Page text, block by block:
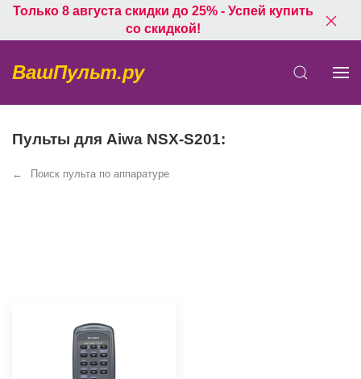
Только 8 августа скидки до 25% - Успей купить
со скидкой!
ВашПульт.ру
Пульты для Aiwa NSX-S201:
Поиск пульта по аппаратуре